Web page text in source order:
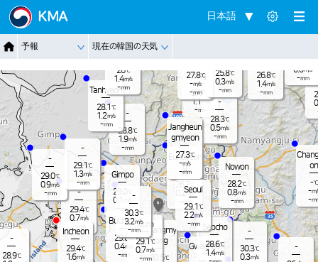
KMA 日本語
予報 現在の韓国の天気
Yangju
27.1
1.1m/s
-mm
Gwacheon
-
-
29.4℃
0.7m/s
-mm
-
28.8℃
1.9m/s
-mm
Pocheon
26.8℃
1.4m/s
-mm
-
29.0℃
0.9m/s
-mm
on
-℃
-m/
-
Tanhyeon
28.1 ℃
1.2m/s
-mm
- mm
23.8
0.0m/s
-mm
Gimpo
29.0
0.1
-mm
Gwangmy
eong
30.5℃
Bucheon
29.8℃
0.4m/s
-mm
-
29.1 ℃
1.3m/s
-mm
Guro
29.1℃
0.7m/s
-mm
Eunpyeon
g
26.2
0.2m/s
-mm
Nowon
28.2℃
0.8m/s
-mm
-
30.3℃
0.3m/s
Seocho
28.6℃
1.4m/s
-
28.3℃
0.5m/s
-mm
Jangheun
gmyeon
27.3℃
-m/s
-mm
n
27.8℃
-m/s
-mm
26.7℃
1.6
-
-
28.9℃
-
30.3℃
3.2m/s
-mm
Incheon
29.4℃
1.6m/s
Seoul
29.1 ℃
2.2m/s
-mm
Paju
26℃
1.4m/s
-mm
25.8℃
0.3m/s
-mm